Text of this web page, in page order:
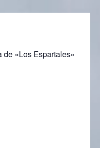
de «Los Espartales»